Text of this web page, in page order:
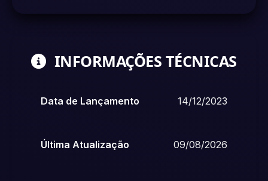
INFORMAÇÕES TÉCNICAS
Data de Lançamento 14/12/2023
Última Atualização 09/08/2026